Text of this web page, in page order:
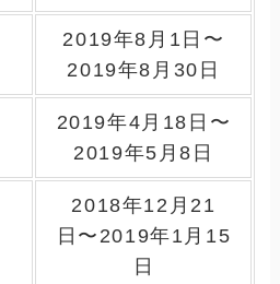
2019年8月1日〜
2019年8月30日
2019年4月18日〜
2019年5月8日
2018年12月21
日〜2019年1月15
日